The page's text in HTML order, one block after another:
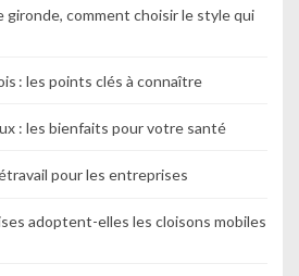
gironde, comment choisir le style qui
: les points clés à connaître
: les bienfaits pour votre santé
pour les entreprises
adoptent-elles les cloisons mobiles